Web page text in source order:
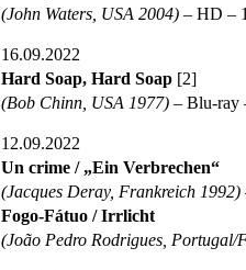
(John Waters, USA 2004) – HD –
16.09.2022
Hard Soap, Hard Soap [2]
(Bob Chinn, USA 1977) – Blu-ray
12.09.2022
Un crime / „Ein Verbrechen“
(Jacques Deray, Frankreich 1992)
Fogo-Fátuo / Irrlicht
(João Pedro Rodrigues, Portugal/